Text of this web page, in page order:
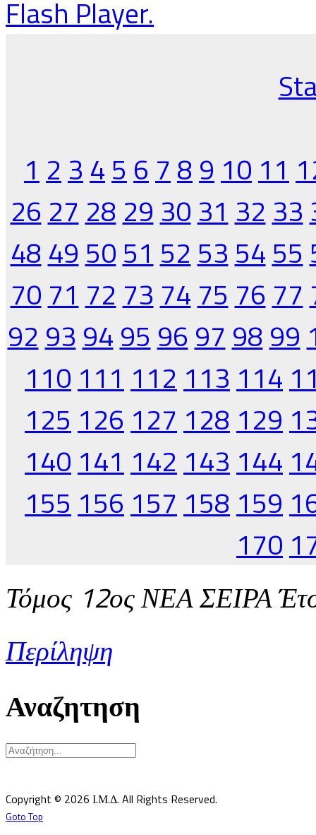
Flash Player.
1 2 3 4 5 6 7 8 9 10 11
26 27 28 29 30 31 32 33
48 49 50 51 52 53 54 55
70 71 72 73 74 75 76 77
92 93 94 95 96 97 98 99
110 111 112 113 114
125 126 127 128 129
140 141 142 143 144
155 156 157 158 159
170
Τόμος 12ος ΝΕΑ ΣΕΙΡΑ
Περίληψη
Αναζητηση
Copyright © 2026 Ι.Μ.Δ. All Rights Reserved.
Goto Top